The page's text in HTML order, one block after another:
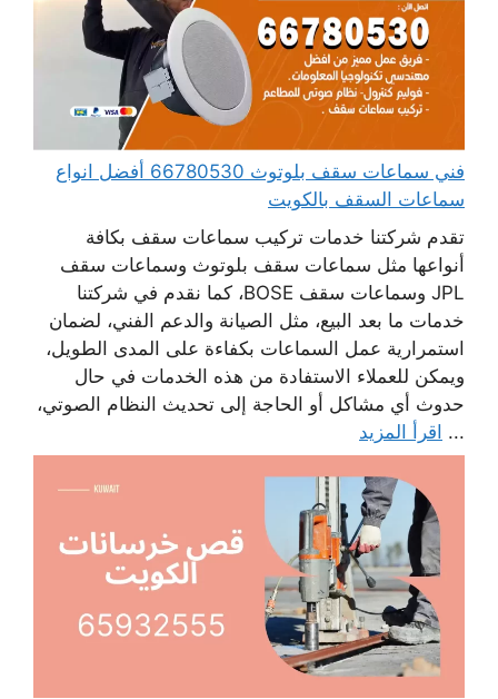
فني سماعات سقف بلوتوث 66780530 أفضل انواع
سماعات السقف بالكويت
تقدم شركتنا خدمات تركيب سماعات سقف بكافة
أنواعها مثل سماعات سقف بلوتوث وسماعات سقف
JPL وسماعات سقف BOSE، كما نقدم في شركتنا
خدمات ما بعد البيع، مثل الصيانة والدعم الفني، لضمان
استمرارية عمل السماعات بكفاءة على المدى الطويل،
ويمكن للعملاء الاستفادة من هذه الخدمات في حال
حدوث أي مشاكل أو الحاجة إلى تحديث النظام الصوتي،
... اقرأ المزيد